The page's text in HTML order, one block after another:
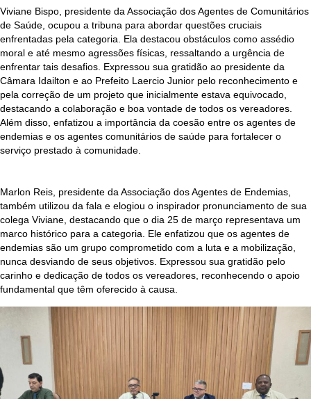
Viviane Bispo, presidente da Associação dos Agentes de Comunitários
de Saúde, ocupou a tribuna para abordar questões cruciais
enfrentadas pela categoria. Ela destacou obstáculos como assédio
moral e até mesmo agressões físicas, ressaltando a urgência de
enfrentar tais desafios. Expressou sua gratidão ao presidente da
Câmara Idailton e ao Prefeito Laercio Junior pelo reconhecimento e
pela correção de um projeto que inicialmente estava equivocado,
destacando a colaboração e boa vontade de todos os vereadores.
Além disso, enfatizou a importância da coesão entre os agentes de
endemias e os agentes comunitários de saúde para fortalecer o
serviço prestado à comunidade.
Marlon Reis, presidente da Associação dos Agentes de Endemias,
também utilizou da fala e elogiou o inspirador pronunciamento de sua
colega Viviane, destacando que o dia 25 de março representava um
marco histórico para a categoria. Ele enfatizou que os agentes de
endemias são um grupo comprometido com a luta e a mobilização,
nunca desviando de seus objetivos. Expressou sua gratidão pelo
carinho e dedicação de todos os vereadores, reconhecendo o apoio
fundamental que têm oferecido à causa.